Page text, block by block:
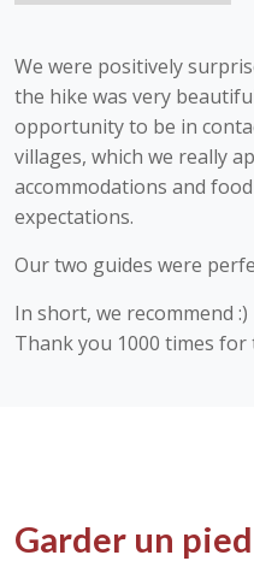
We were positively
the hike was very
opportunity to be in
villages, which we really
accommodations and
expectations.
Our two guides were
In short, we recommend :)
Thank you 1000 times
Garder un